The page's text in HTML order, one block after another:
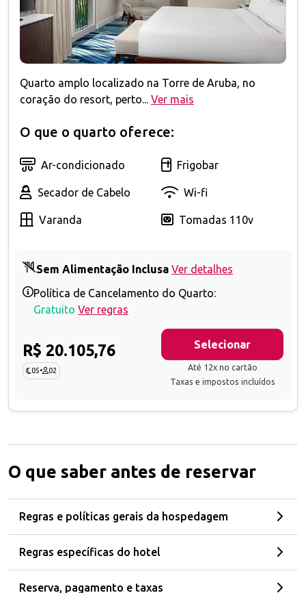
Quarto amplo localizado na Torre de Aruba, no
coração do resort, perto... Ver mais
O que o quarto oferece:
Ar-condicionado Frigobar
Secador de Cabelo Wi-fi
Varanda Tomadas 110v
Sem Alimentação Inclusa Ver detalhes
Política de Cancelamento do Quarto:
Gratuito Ver regras
R$ 20.105,76
05• 02
Selecionar
Até 12x no cartão
Taxas e impostos incluídos
O que saber antes de reservar
Regras e políticas gerais da hospedagem
Regras específicas do hotel
Reserva, pagamento e taxas